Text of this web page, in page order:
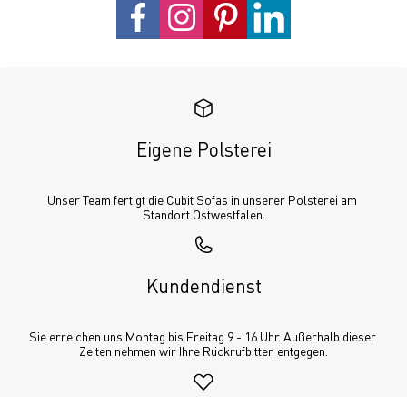
Eigene Polsterei
Unser Team fertigt die Cubit Sofas in unserer Polsterei am
Standort Ostwestfalen.
Kundendienst
Sie erreichen uns Montag bis Freitag 9 - 16 Uhr. Außerhalb dieser
Zeiten nehmen wir Ihre Rückrufbitten entgegen.